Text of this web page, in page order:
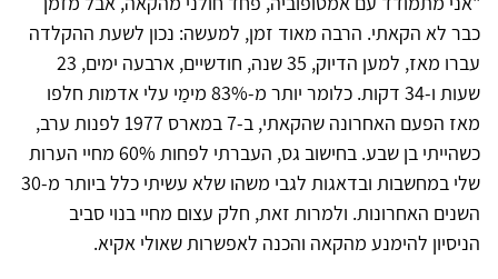
כבר לא הקאתי. הרבה מאוד זמן, למעשה: נכון לשעת ההקלדה
עברו מאז, למען הדיוק, 35 שנה, חודשיים, ארבעה ימים, 23
שעות ו-34 דקות. כלומר יותר מ-83% מימַי עלי אדמות חלפו
מאז הפעם האחרונה שהקאתי, ב-7 במארס 1977 לפנות ערב,
כשהייתי בן שבע. בחישוב גס, העברתי לפחות 60% מחיי הערות
שלי במחשבות ובדאגות לגבי משהו שלא עשיתי כלל ביותר מ-30
השנים האחרונות. ולמרות זאת, חלק עצום מחיי בנוי סביב
הניסיון להימנע מהקאה והכנה לאפשרות שאולי אקיא.